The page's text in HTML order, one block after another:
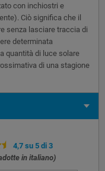
con inchiostri e
Ciò significa che il
senza lasciare traccia di
determinata
quantità di luce solare
di una stagione
4,7 su 5 di 3
in italiano)